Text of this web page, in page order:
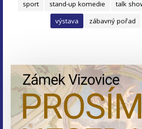
sport
stand-up komedie talk
výstava
zábavný pořad